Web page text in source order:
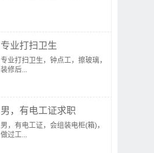
专业打扫卫生
专业打扫卫生，钟点工，擦玻璃，
装修后...
男，有电工证求职
男，有电工证，会组装电柜(箱)，
做过工...